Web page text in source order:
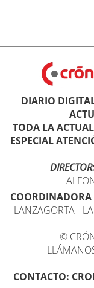
DIARIO
TODA LA
ESPECIAL
DIRECTOR:
COORDINADORA
LANZAGORTA -
©
CONTACTO: